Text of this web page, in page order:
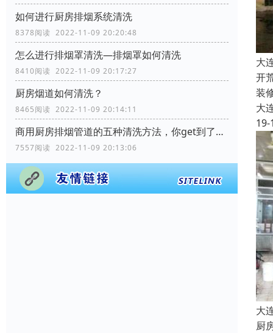
如何进行厨房排烟系统清洗
8378阅读 2022-11-09 20:20:48
怎么进行排烟罩清洗—排烟罩如何清洗
8410阅读 2022-11-09 20:17:27
厨房烟道如何清洗？
8465阅读 2022-11-09 20:14:11
商用厨房排烟管道的五种清洗方法，你get到了吗？
7557阅读 2022-11-09 20:13:06
大
开
装
大
19-
大
厨